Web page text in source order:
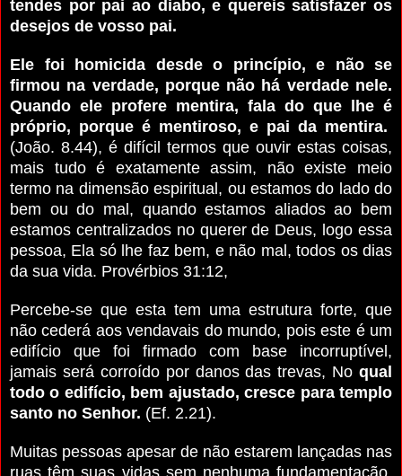
tendes por pai ao diabo, e quereis satisfazer os
desejos de vosso pai.
Ele foi homicida desde o princípio, e não se
firmou na verdade, porque não há verdade nele.
Quando ele profere mentira, fala do que lhe é
próprio, porque é mentiroso, e pai da mentira.
(João. 8.44), é difícil termos que ouvir estas coisas,
mais tudo é exatamente assim, não existe meio
termo na dimensão espiritual, ou estamos do lado do
bem ou do mal, quando estamos aliados ao bem
estamos centralizados no querer de Deus, logo essa
pessoa, Ela só lhe faz bem, e não mal, todos os dias
da sua vida. Provérbios 31:12,
Percebe-se que esta tem uma estrutura forte, que
não cederá aos vendavais do mundo, pois este é um
edifício que foi firmado com base incorruptível,
jamais será corroído por danos das trevas, No qual
todo o edifício, bem ajustado, cresce para templo
santo no Senhor. (Ef. 2.21).
Muitas pessoas apesar de não estarem lançadas nas
ruas têm suas vidas sem nenhuma fundamentação,